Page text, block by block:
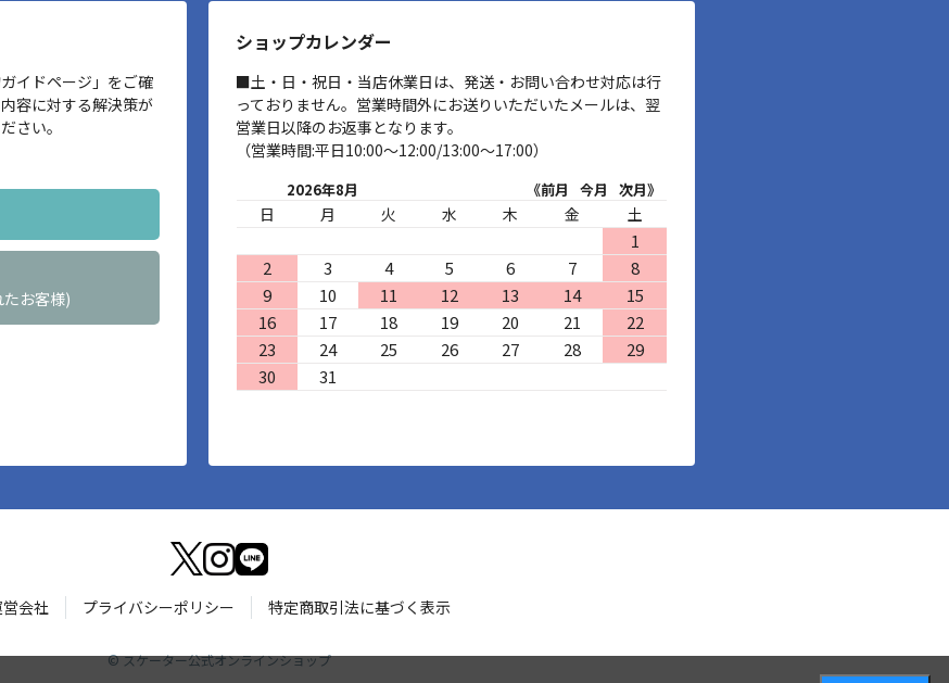
イドページ」をご確
容に対する解決策が
さい。
お客様)
ショップカレンダー
■土・日・祝日・当店休業日は、発送・お問い合わせ対応は行
っておりません。営業時間外にお送りいただいたメールは、翌
営業日以降のお返事となります。
（営業時間:平日10:00～12:00/13:00～17:00）
2026年8月 《前月 今月 次月》
日 月 火 水 木 金 土
1
2
3 4 5 6 7
8
9
10 11 12 13 14
15
16
17 18 19 20 21
22
23
24 25 26 27 28
29
30
31
会社 プライバシーポリシー 特定商取引法に基づく表示
©スケーター公式オンラインショップ